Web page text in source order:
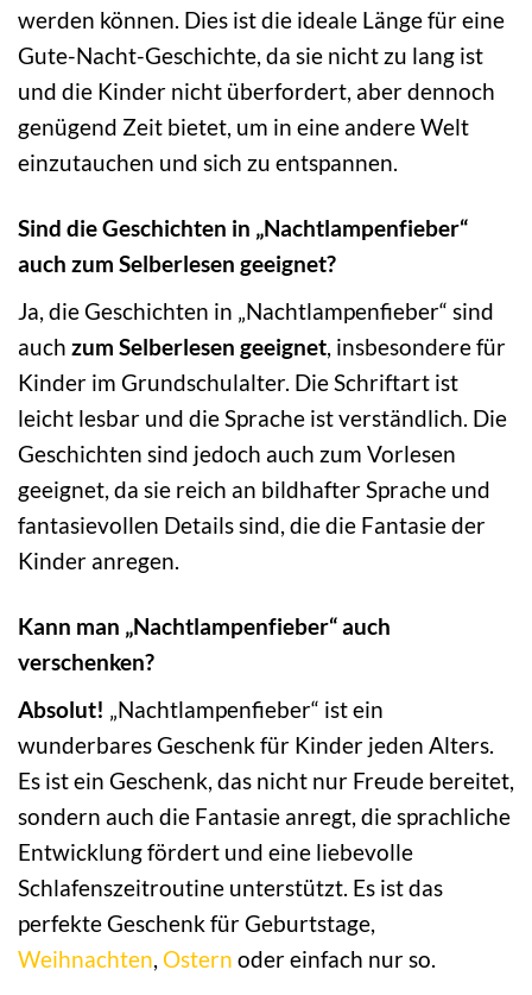
werden können. Dies ist die ideale Länge für eine
Gute-Nacht-Geschichte, da sie nicht zu lang ist
und die Kinder nicht überfordert, aber dennoch
genügend Zeit bietet, um in eine andere Welt
einzutauchen und sich zu entspannen.
Sind die Geschichten in „Nachtlampenfieber“
auch zum Selberlesen geeignet?
Ja, die Geschichten in „Nachtlampenfieber“ sind
auch zum Selberlesen geeignet, insbesondere für
Kinder im Grundschulalter. Die Schriftart ist
leicht lesbar und die Sprache ist verständlich. Die
Geschichten sind jedoch auch zum Vorlesen
geeignet, da sie reich an bildhafter Sprache und
fantasievollen Details sind, die die Fantasie der
Kinder anregen.
Kann man „Nachtlampenfieber“ auch
verschenken?
Absolut! „Nachtlampenfieber“ ist ein
wunderbares Geschenk für Kinder jeden Alters.
Es ist ein Geschenk, das nicht nur Freude bereitet,
sondern auch die Fantasie anregt, die sprachliche
Entwicklung fördert und eine liebevolle
Schlafenszeitroutine unterstützt. Es ist das
perfekte Geschenk für Geburtstage,
Weihnachten Ostern oder einfach nur so.